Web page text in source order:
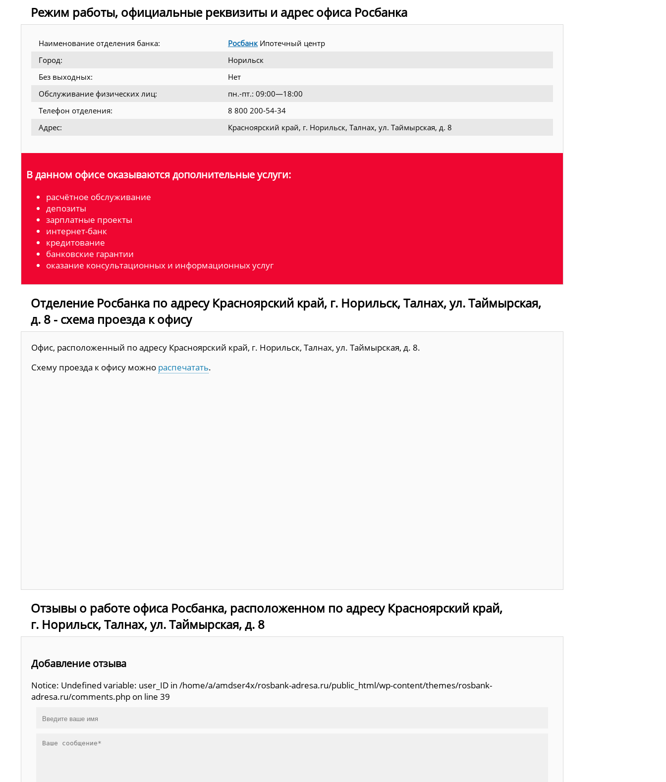
Режим работы, официальные реквизиты и адрес офиса Росбанка
Наименование отделения банка: РосбанкИпотечный центр
Город:
Норильск
Без выходных:
Нет
Обслуживание физических лиц:
пн.-пт.: 09:00—18:00
Телефон отделения:
8 800 200-54-34
Адрес:
Красноярский край, г. Норильск, Талнах, ул. Таймырская, д. 8
В данном офисе оказываются дополнительные услуги:
расчётное обслуживание
депозиты
зарплатные проекты
интернет-банк
кредитование
банковские гарантии
оказание консультационных и информационных услуг
Отделение Росбанка по адресу Красноярский край, г. Норильск, Талнах, ул. Таймырская,
д. 8 - схема проезда к офису
Офис, расположенный по адресу Красноярский край, г. Норильск, Талнах, ул. Таймырская, д. 8.
Схему проезда к офису можно распечатать.
Отзывы о работе офиса Росбанка, расположенном по адресу Красноярский край,
г. Норильск, Талнах, ул. Таймырская, д. 8
Добавление отзыва
Notice: Undefined variable: user_ID in /home/a/amdser4x/rosbank-adresa.ru/public_html/wp-content/themes/rosbank-
adresa.ru/comments.php on line 39